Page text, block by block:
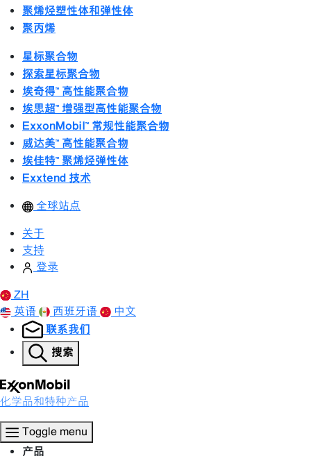
聚烯烃塑性体和弹性体
聚丙烯
星标聚合物
探索星标聚合物
埃奇得™ 高性能聚合物
埃思超™ 增强型高性能聚合物
ExxonMobil™ 常规性能聚合物
威达美™ 高性能聚合物
埃佳特™ 聚烯烃弹性体
Exxtend 技术
全球站点
关于
支持
登录
ZH
英语
西班牙语 中文
联系我们
搜索
化学品和特种产品
Toggle menu
产品